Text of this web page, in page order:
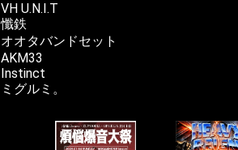
VH U.N.I.T
懺鉄
オオタバンドセット
AKM33
Instinct
ミグルミ。